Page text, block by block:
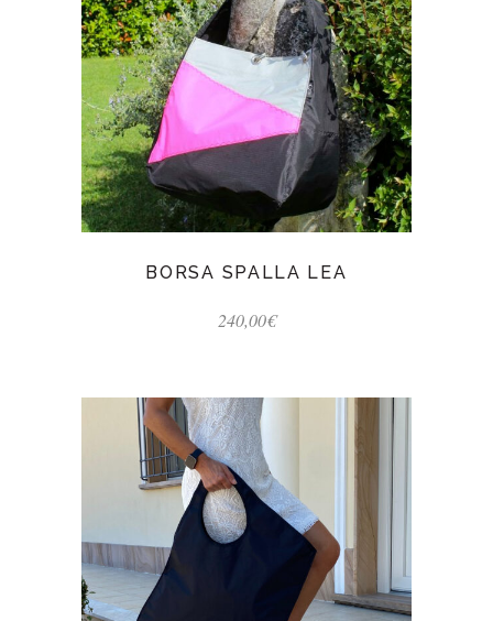
BORSA SPALLA LEA
240,00€